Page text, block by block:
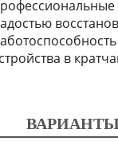
в